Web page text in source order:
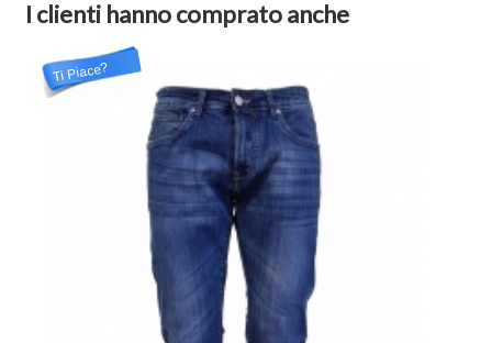
I clienti hanno comprato anche
Ti Piace?